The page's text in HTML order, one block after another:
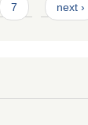
7 next ›